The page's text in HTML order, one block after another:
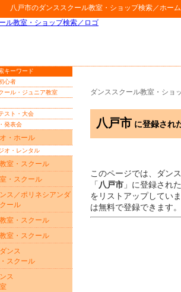
八戸市のダンススクール教室・ショップ検索／ホー
ダンススクール教室・ショ
八戸市 に登録され
このページでは、ダン
「 八戸市 」に登録された
をリストアップしてい
は無料で登録できます
キーワード
心者
ール・ジュニア教室
スト・大会
発表会
・ホール
オ・レンタル
室・スクール
・スクール
ス／ポリネシアンダ
ール
室・スクール
室・スクール
ンス
スクール
ス